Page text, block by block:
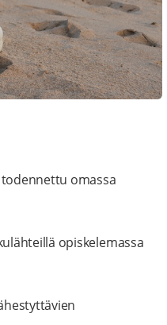
omassa
opiskelemassa